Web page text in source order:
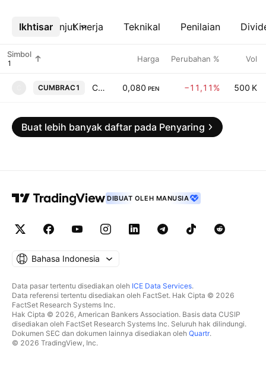
Ikhtisar Kinerja Teknikal Penilaian
Lebih lanjut
Simbol Harga Perubahan % Vol
CUMBRAC1 Cumbra Holding SAA 0,080 PEN −11,11% 500 K
Buat lebih banyak daftar pada Penyaring
DIBUAT OLEH MANUSIA
Bahasa Indonesia
Data pasar tertentu disediakan oleh ICE Data Services.
Data referensi tertentu disediakan oleh FactSet. Hak Cipta © 2026
FactSet Research Systems Inc.
Hak Cipta © 2026, American Bankers Association. Basis data CUSIP
disediakan oleh FactSet Research Systems Inc. Seluruh hak dilindungi.
Dokumen SEC dan dokumen lainnya disediakan oleh Quartr.
© 2026 TradingView, Inc.